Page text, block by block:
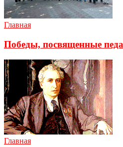
Главная
Победы, посвященные
Главная